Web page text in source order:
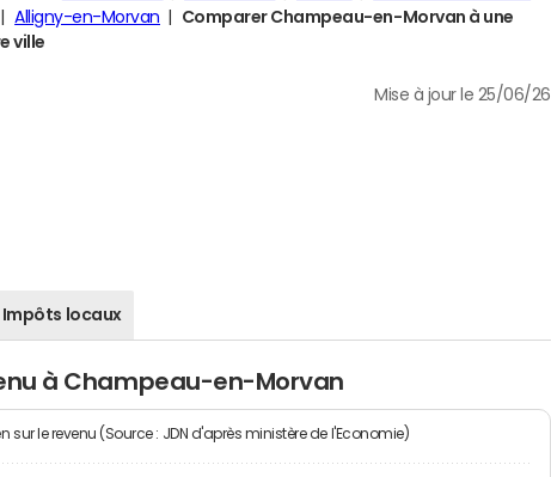
Alligny-en-Morvan
Comparer Champeau-en-Morvan à une
ville
Mise à jour le 25/06/26
Impôts locaux
à Champeau-en-Morvan
sur le revenu (Source : JDN d'après ministère de l'Economie)